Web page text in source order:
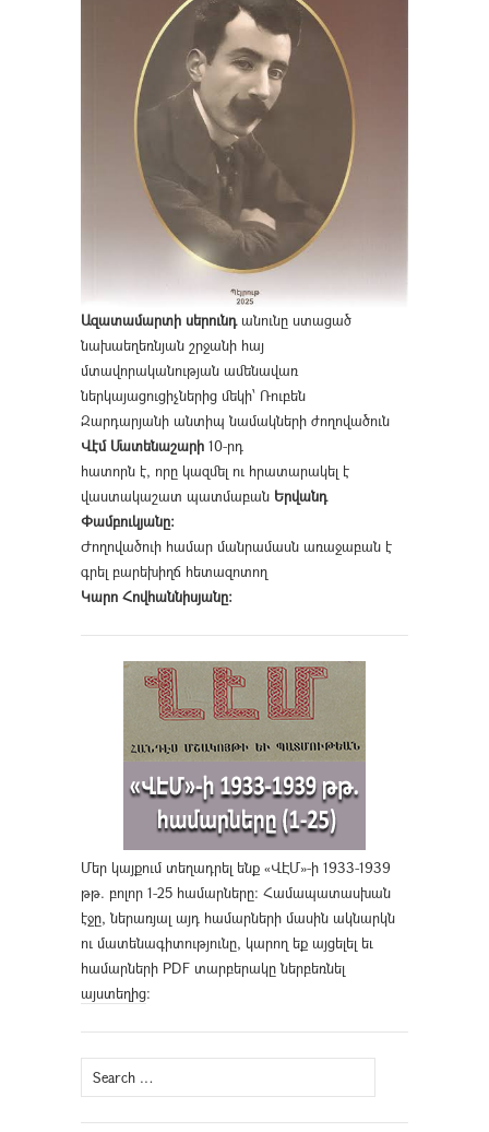
Ազատամարտի սերունդանունը ստացած
նախաեղեռնյան շրջանի հայ
մտավորականության ամենավառ
ներկայացուցիչներից մեկի՝ Ռուբեն
Զարդարյանի անտիպ նամակների ժողովածուն
Վէմ Մատենաշարի 10-րդ
հատորն է, որը կազմել ու հրատարակել է
վաստակաշատ պատմաբան Երվանդ
Փամբուկյանը։
Ժողովածուի համար մանրամասն առաջաբան է
գրել բարեխիղճ հետազոտող
Կարո Հովհաննիսյանը։
Մեր կայքում տեղադրել ենք «ՎԷՄ»-ի 1933-1939
թթ. բոլոր 1-25 համարները։ Համապատասխան
էջը, ներառյալ այդ համարների մասին ակնարկն
ու մատենագիտությունը, կարող եք այցելել եւ
համարների PDF տարբերակը ներբեռնել
այստեղից։
Search
for: